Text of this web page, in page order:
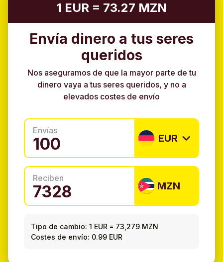
1 EUR = 73.27 MZN
Envía dinero a tus seres
queridos
Nos aseguramos de que la mayor parte de tu
dinero vaya a tus seres queridos, y no a
elevados costes de envío
Envías
EUR
Reciben
MZN
Tipo de cambio: 1 EUR = 73,279 MZN
Costes de envío: 0.99 EUR